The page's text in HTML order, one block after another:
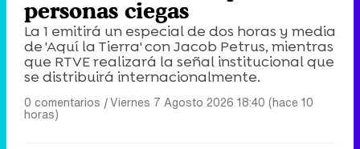
personas ciegas
La 1 emitirá un especial de dos horas y media
de 'Aquí la Tierra' con Jacob Petrus, mientras
que RTVE realizará la señal institucional que
se distribuirá internacionalmente.
0 comentarios |Viernes 7 Agosto 2026 18:40 (hace 10
horas)